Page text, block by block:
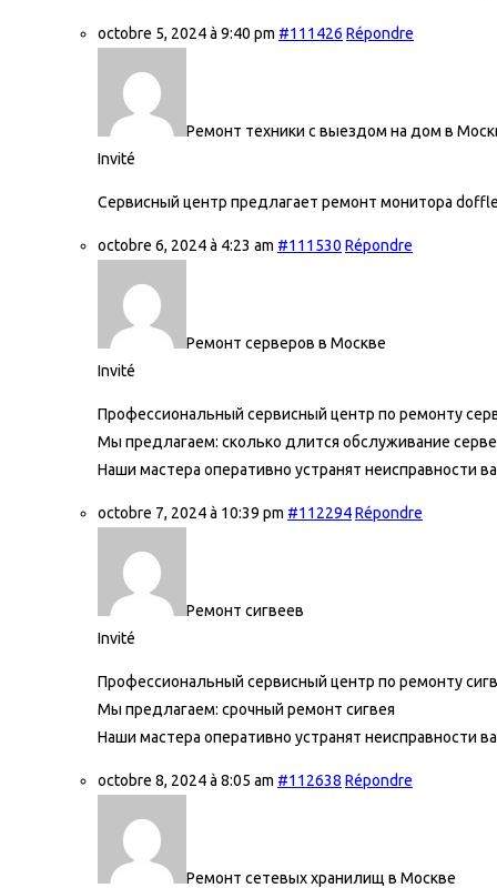
octobre 5, 2024 à 9:40 pm #111426 Répondre
Ремонт техники с выездом на дом в
Invité
Сервисный центр предлагает ремонт монитора
octobre 6, 2024 à 4:23 am #111530 Répondre
Ремонт серверов в Москве
Invité
Профессиональный сервисный центр по ремонту
Мы предлагаем: сколько длится обслуживание
Наши мастера оперативно устранят неисправности
octobre 7, 2024 à 10:39 pm #112294Répondre
Ремонт сигвеев
Invité
Профессиональный сервисный центр по ремонту
Мы предлагаем: срочный ремонт сигвея
Наши мастера оперативно устранят неисправности
octobre 8, 2024 à 8:05 am #112638 Répondre
Ремонт сетевых хранилищ в Москве